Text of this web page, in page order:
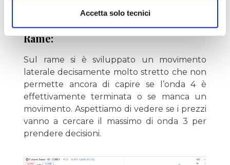
Accetta solo tecnici
Altre:
Rame:
Sul rame si è sviluppato un movimento
laterale decisamente molto stretto che non
permette ancora di capire se l’onda 4 è
effettivamente terminata o se manca un
movimento. Aspettiamo di vedere se i prezzi
vanno a cercare il massimo di onda 3 per
prendere decisioni.